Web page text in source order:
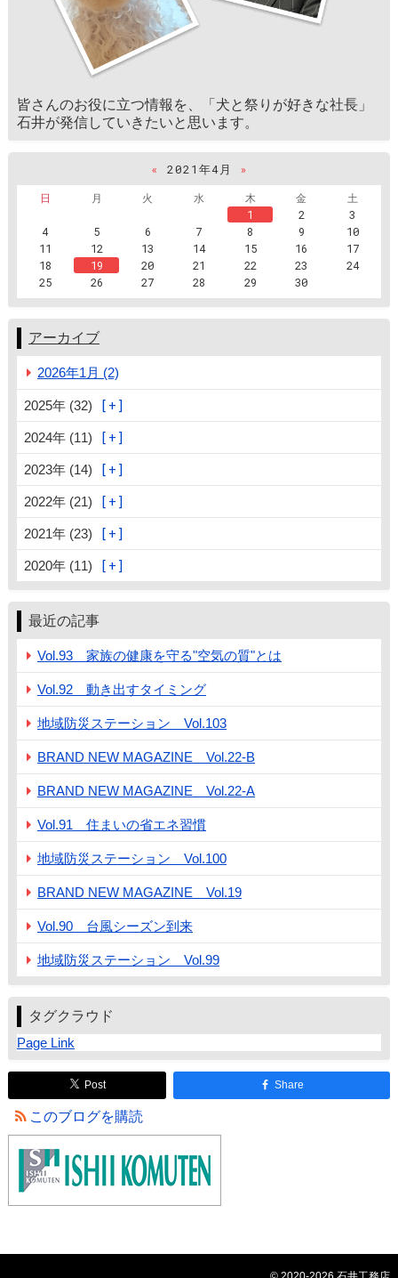
皆さんのお役に立つ情報を、「犬と祭りが好きな社長」
石井が発信していきたいと思います。
« 2021年4月
»
日
月 火 水 木 金
土
1
2
3
4
5 6 7 8 9
10
11
12 13 14 15 16
17
18
19 20 21 22 23
24
25
26 27 28 29 30
アーカイブ
2026年1月 (2)
2025年 (32)
2024年 (11)
2023年 (14)
2022年 (21)
2021年 (23)
2020年 (11)
最近の記事
Vol.93 家族の健康を守る"空気の質"とは
Vol.92 動き出すタイミング
地域防災ステーション Vol.103
BRAND NEW MAGAZINE Vol.22-B
BRAND NEW MAGAZINE Vol.22-A
Vol.91 住まいの省エネ習慣
地域防災ステーション Vol.100
BRAND NEW MAGAZINE Vol.19
Vol.90 台風シーズン到来
地域防災ステーション Vol.99
タグクラウド
Page Link
Post Share
このブログを購読